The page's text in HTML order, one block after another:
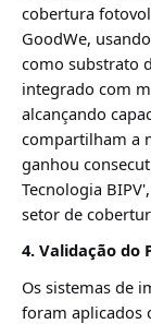
cobertura
GoodWe,
como substrato
integrado com
alcançando
compartilham a
ganhou
Tecnologia
setor de
4. Validação do
Os sistemas de
foram aplicados